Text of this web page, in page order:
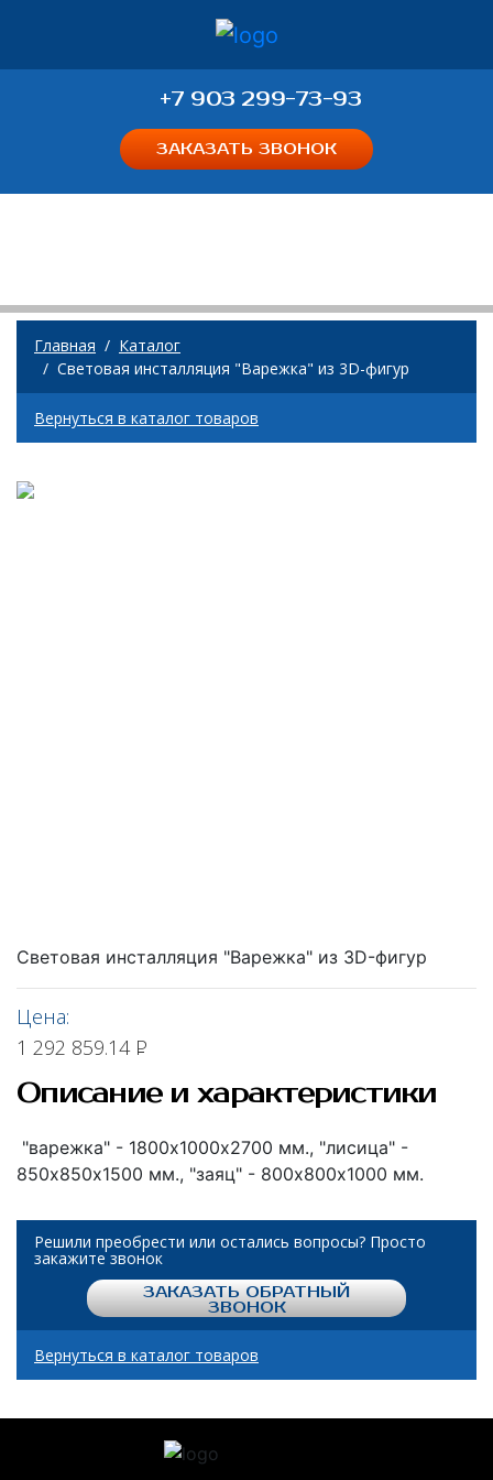
+7 903 299-73-93
ЗАКАЗАТЬ ЗВОНОК
Главная
Каталог
Световая инсталляция "Варежка" из 3D-фигур
Вернуться в каталог товаров
Световая инсталляция "Варежка" из 3D-фигур
Цена:
1 292 859.14 Р
Описание и характеристики
"варежка" - 1800х1000х2700 мм., "лисица" -
850х850х1500 мм., "заяц" - 800х800х1000 мм.
Решили преобрести или остались вопросы? Просто
закажите звонок
ЗАКАЗАТЬ ОБРАТНЫЙ
ЗВОНОК
Вернуться в каталог товаров